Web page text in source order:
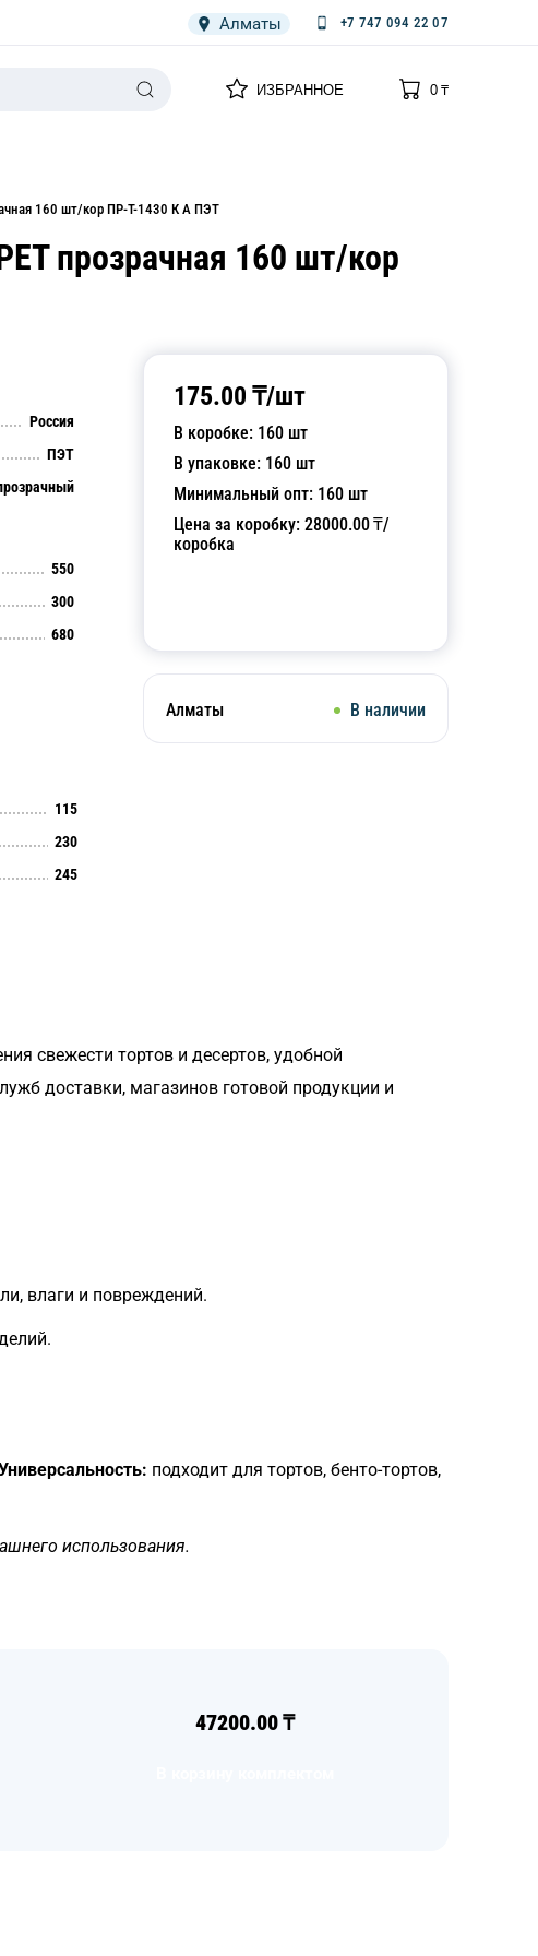
Алматы +7 747 094 22 07
ИЗБРАННОЕ
0
0₸
160 шт/кор ПР-Т-1430 К А ПЭТ
прозрачная 160 шт/кор
175.00 ₸/шт
В коробке: 160 шт
В упаковке: 160 шт
Минимальный опт: 160 шт
Цена за коробку: 28000.00₸/
коробка
Алматы В наличии
Россия
ПЭТ
550
300
680
115
230
245
свежести тортов и десертов, удобной
доставки, магазинов готовой продукции и
влаги и повреждений.
подходит для тортов, бенто-тортов,
использования.
47200.00₸